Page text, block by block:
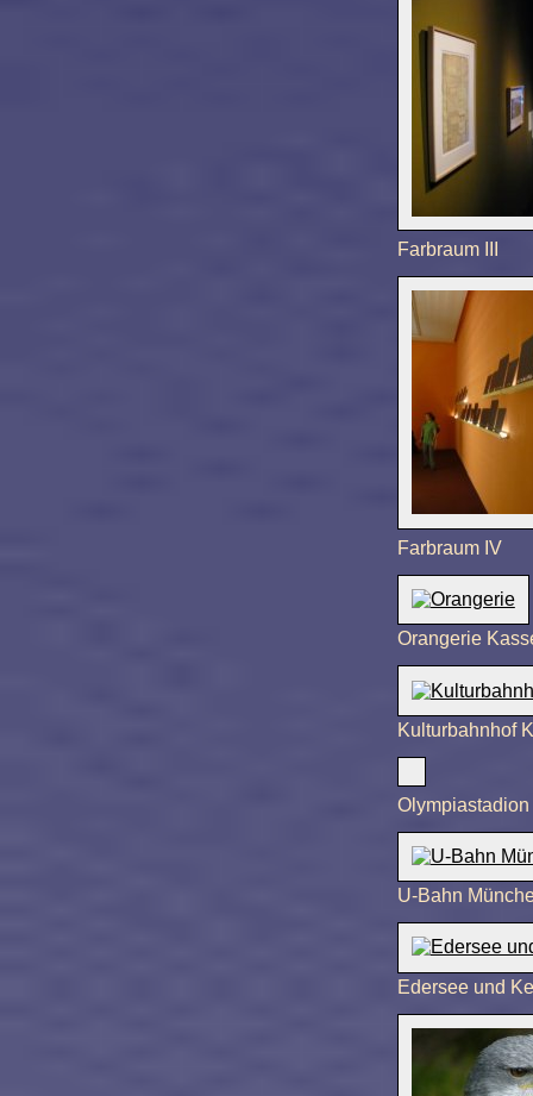
Farbraum III
Farbraum IV
Orangerie
Kulturbahnhof
U-Bahn
Edersee und